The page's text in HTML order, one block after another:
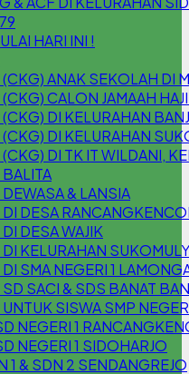
HARI INI !
ANAK SEKOLAH DI
CALON JAMAAH
DI KELURAHAN
DI KELURAHAN
DI TK IT WILDANI,
& LANSIA
DESA
DESA WAJIK
KELURAHAN
SMA NEGERI 1
SACI & SDS BANAT
SISWA SMP
NEGERI 1
NEGERI 1 SIDOHARJO
1 & SDN 2 SENDANGREJO